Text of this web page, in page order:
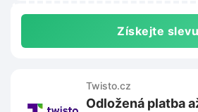
Získejte slevu
Twisto.cz
Odložená platba